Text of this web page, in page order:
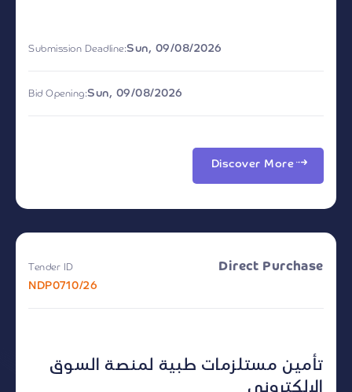
Submission Deadline:Sun, 09/08/2026
Bid Opening:Sun, 09/08/2026
Discover More
Tender ID
NDP0710/26
Direct Purchase
تأمين مستلزمات طبية لمنصة السوق
الإلكتروني